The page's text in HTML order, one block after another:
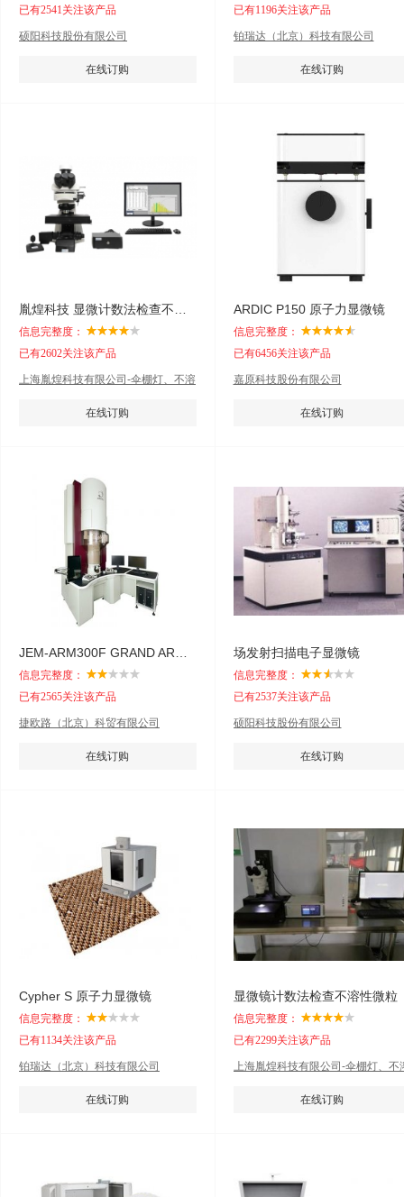
已有2541关注该产品
硕阳科技股份有限公司
在线订购
已有1196关注该产品
铂瑞达（北京）科技有限公司
在线订购
信息完整度：
已有2602关注该产品
上海胤煌科技有限公司-伞棚灯、不溶
在线订购
ARDIC P150 原子力显微镜
信息完整度：
已有6456关注该产品
嘉原科技股份有限公司
在线订购
信息完整度：
已有2565关注该产品
捷欧路（北京）科贸有限公司
在线订购
场发射扫描电子显微镜
信息完整度：
已有2537关注该产品
硕阳科技股份有限公司
在线订购
Cypher S 原子力显微镜
信息完整度：
已有1134关注该产品
铂瑞达（北京）科技有限公司
在线订购
显微镜计数法检查不溶性微粒
信息完整度：
已有2299关注该产品
上海胤煌科技有限公司-伞棚灯、不
在线订购